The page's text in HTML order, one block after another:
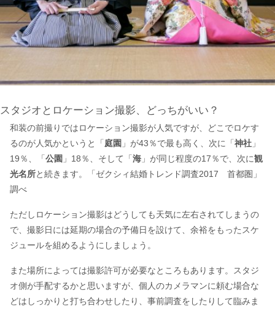
スタジオとロケーション撮影、どっちがいい？
和装の前撮りではロケーション撮影が人気ですが、どこでロケす
るのが人気かというと「 庭園 」が43％で最も高く、次に「 神社 」
19％、「 公園 」18％、そして「 海 」が同じ程度の17％で、次に観
光名所と続きます。「ゼクシィ結婚トレンド調査2017 首都圏」
調べ
ただしロケーション撮影はどうしても天気に左右されてしまうの
で、撮影日には延期の場合の予備日を設けて、余裕をもったスケ
ジュールを組めるようにしましょう。
また場所によっては撮影許可が必要なところもあります。スタジ
オ側が手配するかと思いますが、個人のカメラマンに頼む場合な
どはしっかりと打ち合わせしたり、事前調査をしたりして臨みま